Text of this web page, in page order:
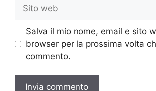
web
Salva il mio nome, email e sito
browser per la prossima volta
commento.